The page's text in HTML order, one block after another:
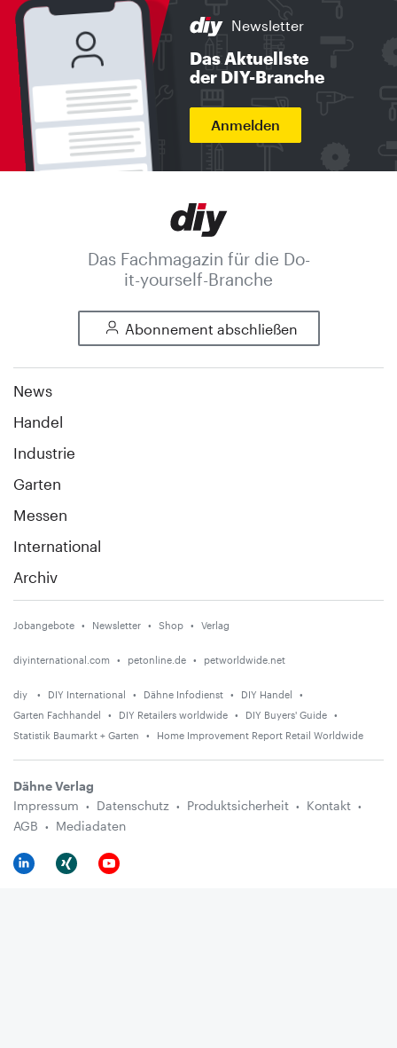
Newsletter
Das Aktuellste
der DIY-Branche
Anmelden
Das Fachmagazin für die Do-
it-yourself-Branche
Abonnement abschließen
News
Handel
Industrie
Garten
Messen
International
Archiv
Jobangebote Newsletter Shop Verlag
diyinternational.com petonline.de petworldwide.net
diy DIY International Dähne Infodienst
DIY Handel
Garten Fachhandel
DIY Retailers worldwide
DIY Buyers' Guide
Statistik Baumarkt + Garten
Home Improvement Report Retail Worldwide
Dähne Verlag
Impressum
Datenschutz Produktsicherheit
Kontakt
AGB
Mediadaten